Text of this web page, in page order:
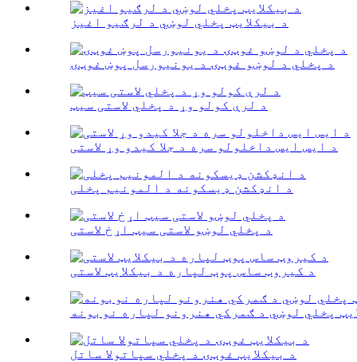
د بیکلایټ پخلي لوښي د لرګیو اغیز
د پخلي د لوښو غوټۍ د یونیورسل پوښ غوټۍ
د لرې کولو وړ د پخلي لاستی سیټ
د ایس ایس داخلولو سره د جلا کیدو وړ لاستی
د انډکشن ډیسکونه د المونیم پخلی
د پخلي لوښو لاستی سیټ اړخ لاستی
د کیروټ ساس پوټ لپاره د بیکلایټ لاستی
پخلي لوښي د ګمرکي هنرونو لپاره نوبونه
د بیکلایټ غوټۍ د پخلي سپاتولا ساتل